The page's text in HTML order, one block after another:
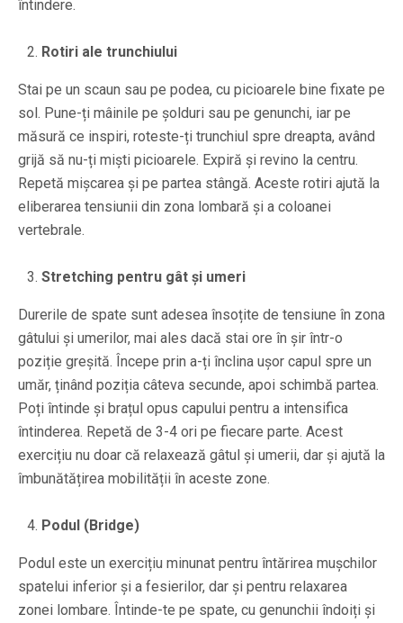
întindere.
Rotiri ale trunchiului
Stai pe un scaun sau pe podea, cu picioarele bine fixate pe
sol. Pune-ți mâinile pe șolduri sau pe genunchi, iar pe
măsură ce inspiri, roteste-ți trunchiul spre dreapta, având
grijă să nu-ți miști picioarele. Expiră și revino la centru.
Repetă mișcarea și pe partea stângă. Aceste rotiri ajută la
eliberarea tensiunii din zona lombară și a coloanei
vertebrale.
Stretching pentru gât și umeri
Durerile de spate sunt adesea însoțite de tensiune în zona
gâtului și umerilor, mai ales dacă stai ore în șir într-o
poziție greșită. Începe prin a-ți înclina ușor capul spre un
umăr, ținând poziția câteva secunde, apoi schimbă partea.
Poți întinde și brațul opus capului pentru a intensifica
întinderea. Repetă de 3-4 ori pe fiecare parte. Acest
exercițiu nu doar că relaxează gâtul și umerii, dar și ajută la
îmbunătățirea mobilității în aceste zone.
Podul (Bridge)
Podul este un exercițiu minunat pentru întărirea mușchilor
spatelui inferior și a fesierilor, dar și pentru relaxarea
zonei lombare. Întinde-te pe spate, cu genunchii îndoiți și